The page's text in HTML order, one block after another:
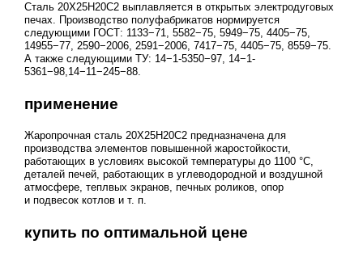
Сталь 20Х25Н20С2 выплавляется в открытых электродуговых
печах. Производство полуфабрикатов нормируется
следующими ГОСТ: 1133−71, 5582−75, 5949−75, 4405−75,
14955−77, 2590−2006, 2591−2006, 7417−75, 4405−75, 8559−75.
А также следующими ТУ: 14−1-5350−97, 14−1-
5361−98,14−11−245−88.
применение
Жаропрочная сталь 20Х25Н20С2 предназначена для
производства элементов повышенной жаростойкости,
работающих в условиях высокой температуры до 1100 °C,
деталей печей, работающих в углеводородной и воздушной
атмосфере, теплвых экранов, печных роликов, опор
и подвесок котлов и т. п.
купить по оптимальной цене